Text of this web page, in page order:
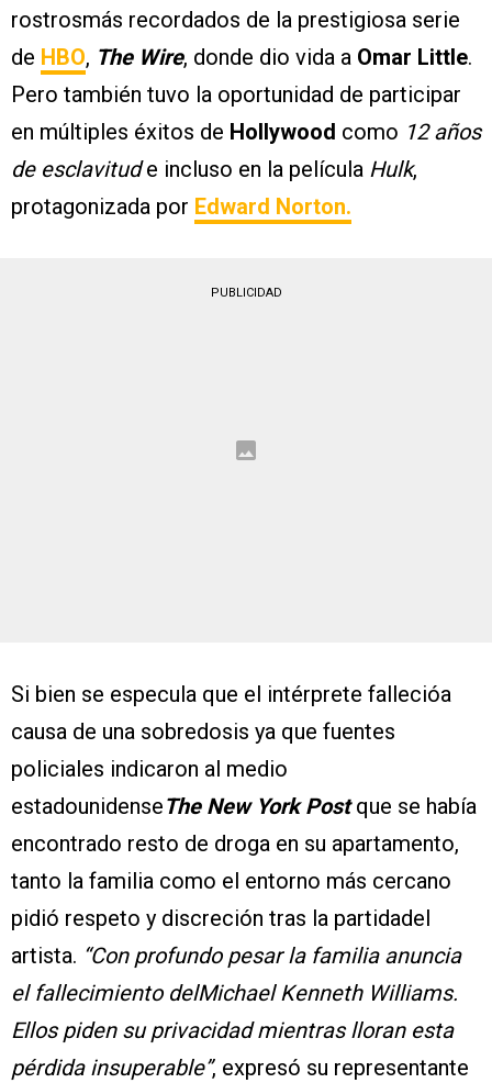
rostrosmás recordados de la prestigiosa serie
de HBO, The Wire, donde dio vida a Omar Little.
Pero también tuvo la oportunidad de participar
en múltiples éxitos de Hollywood como 12 años
de esclavitude incluso en la película Hulk,
protagonizada por Edward Norton.
PUBLICIDAD
Si bien se especula que el intérprete fallecióa
causa de una sobredosis ya que fuentes
policiales indicaron al medio
estadounidenseThe New York Postque se había
encontrado resto de droga en su apartamento,
tanto la familia como el entorno más cercano
pidió respeto y discreción tras la partidadel
artista. “Con profundo pesar la familia anuncia
el fallecimiento delMichael Kenneth Williams.
Ellos piden su privacidad mientras lloran esta
pérdida insuperable”, expresó su representante